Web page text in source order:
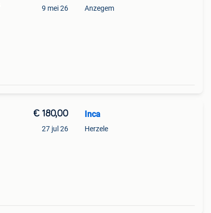
9 mei 26 Anzegem
€ 180,00
27 jul 26
Inca
Herzele